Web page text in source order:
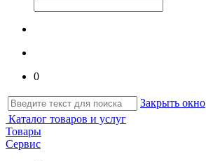
0
Закрыть окно
Каталог товаров и услуг
Товары
Сервис